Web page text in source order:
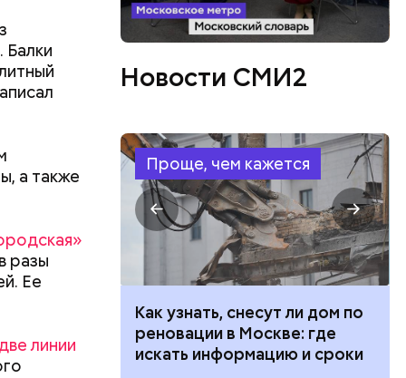
а также
разы
Ее
линии
Новости СМИ2
Проще, чем кажется
кто может
Как узнать, снесут ли дом по
реновации в Москве: где
искать информацию и сроки